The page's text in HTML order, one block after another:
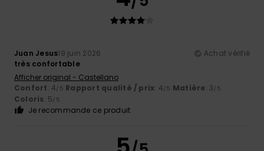
Juan Jesus19 juin 2026
Achat vérifié
très confortable
Afficher original - Castellano
Confort: 4/5 Rapport qualité / prix: 4/5 Matière: 3/5
Coloris: 5/5
Je recommande ce produit